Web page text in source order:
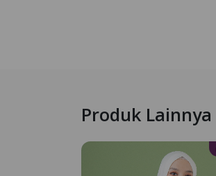
Produk Lainnya